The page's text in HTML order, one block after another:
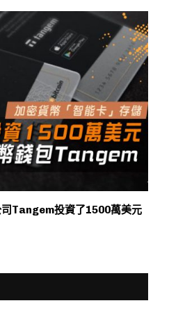
Tangem投資了1500萬美元